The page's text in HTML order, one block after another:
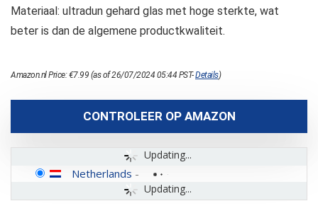
Materiaal: ultradun gehard glas met hoge sterkte, wat
beter is dan de algemene productkwaliteit.
Amazon.nl Price:€7.99 (as of 26/07/2024 05:44 PST-Details)
CONTROLEER OP AMAZON
Updating...
Updating...
Netherlands -